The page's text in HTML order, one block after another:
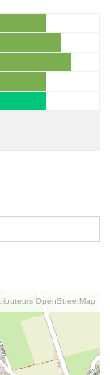
OpenStreetMap